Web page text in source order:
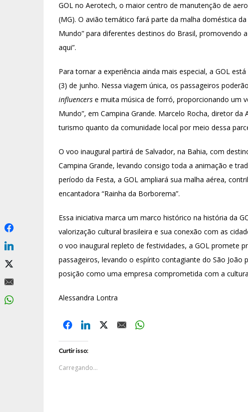
GOL no Aerotech, o maior centro de manutenção de
(MG). O avião temático fará parte da malha doméstica
Mundo” para diferentes destinos do Brasil, promovendo
aqui”.
Para tornar a experiência ainda mais especial, a GOL
(3) de junho. Nessa viagem única, os passageiros
influencers e muita música de forró, proporcionando um
Mundo”, em Campina Grande. Marcelo Rocha, diretor
turismo quanto da comunidade local por meio dessa
O voo inaugural partirá de Salvador, na Bahia, com
Campina Grande, levando consigo toda a animação e
período da Festa, a GOL ampliará sua malha aérea,
encantadora “Rainha da Borborema”.
Essa iniciativa marca um marco histórico na história da
valorização cultural brasileira e sua conexão com as
o voo inaugural repleto de festividades, a GOL promete
passageiros, levando o espírito contagiante do São
posição como uma empresa comprometida com a
Alessandra Lontra
Curtir isso:
Carregando...